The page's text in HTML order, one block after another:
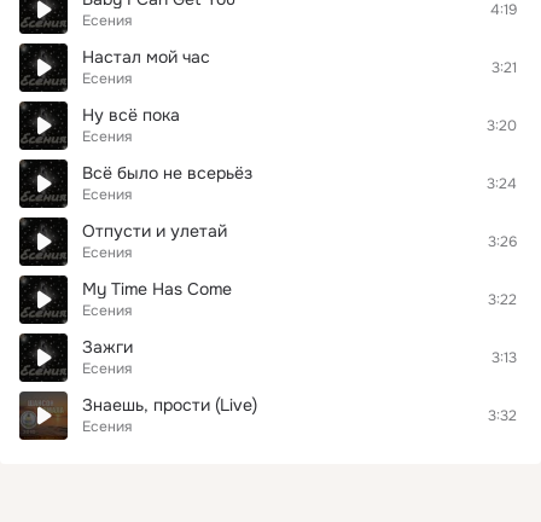
Есения
4:19
Настал мой час
Есения
3:21
Ну всё пока
Есения
3:20
Всё было не всерьёз
Есения
3:24
Отпусти и улетай
Есения
3:26
My Time Has Come
Есения
3:22
Зажги
Есения
3:13
Знаешь, прости (Live)
Есения
3:32